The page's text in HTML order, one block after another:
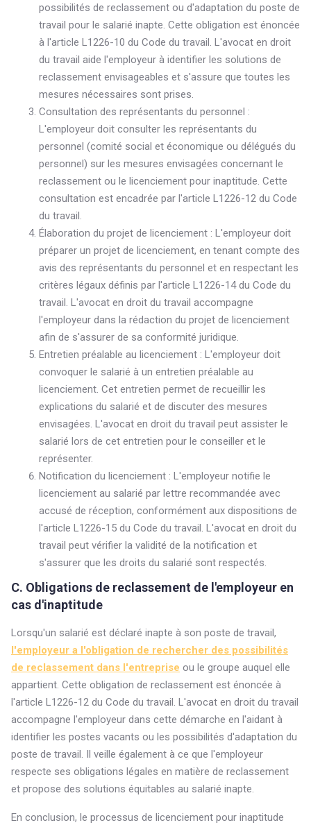
possibilités de reclassement ou d'adaptation du poste de
travail pour le salarié inapte. Cette obligation est énoncée
à l'article L1226-10 du Code du travail. L'avocat en droit
du travail aide l'employeur à identifier les solutions de
reclassement envisageables et s'assure que toutes les
mesures nécessaires sont prises.
Consultation des représentants du personnel :
L'employeur doit consulter les représentants du
personnel (comité social et économique ou délégués du
personnel) sur les mesures envisagées concernant le
reclassement ou le licenciement pour inaptitude. Cette
consultation est encadrée par l'article L1226-12 du Code
du travail.
Élaboration du projet de licenciement : L'employeur doit
préparer un projet de licenciement, en tenant compte des
avis des représentants du personnel et en respectant les
critères légaux définis par l'article L1226-14 du Code du
travail. L'avocat en droit du travail accompagne
l'employeur dans la rédaction du projet de licenciement
afin de s'assurer de sa conformité juridique.
Entretien préalable au licenciement : L'employeur doit
convoquer le salarié à un entretien préalable au
licenciement. Cet entretien permet de recueillir les
explications du salarié et de discuter des mesures
envisagées. L'avocat en droit du travail peut assister le
salarié lors de cet entretien pour le conseiller et le
représenter.
Notification du licenciement : L'employeur notifie le
licenciement au salarié par lettre recommandée avec
accusé de réception, conformément aux dispositions de
l'article L1226-15 du Code du travail. L'avocat en droit du
travail peut vérifier la validité de la notification et
s'assurer que les droits du salarié sont respectés.
C. Obligations de reclassement de l'employeur en
cas d'inaptitude
Lorsqu'un salarié est déclaré inapte à son poste de travail,
l'employeur a l'obligation de rechercher des possibilités
de reclassement dans l'entreprise ou le groupe auquel elle
appartient. Cette obligation de reclassement est énoncée à
l'article L1226-12 du Code du travail. L'avocat en droit du travail
accompagne l'employeur dans cette démarche en l'aidant à
identifier les postes vacants ou les possibilités d'adaptation du
poste de travail. Il veille également à ce que l'employeur
respecte ses obligations légales en matière de reclassement
et propose des solutions équitables au salarié inapte.
En conclusion, le processus de licenciement pour inaptitude